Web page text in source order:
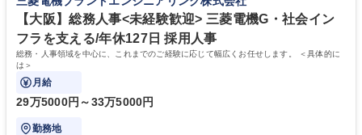
指す
■衛生管理者の資格をお持ちの方 学歴・資格 学歴：大学院 大学 高専 短大
専修学校 高校 語学力： 資格：
【大阪】総務人事<未経験歓迎> 三菱電機G・社会イン
フラを支える/年休127日 採用人事
総務・人事領域を中心に、これまでのご経験に応じて幅広くお任せします。 ＜具体的に
は＞
月給
29万5000円～33万5000円
勤務地